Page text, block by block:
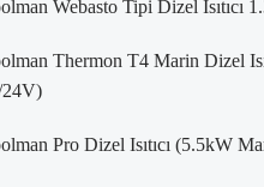
Webasto Tipi Dizel Isıtıcı
Thermon T4 Marin Dizel
24V)
Pro Dizel Isıtıcı (5.5kW